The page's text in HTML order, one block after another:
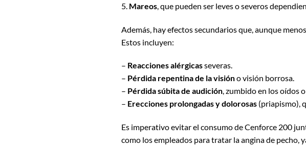
5. Mareos, que pueden ser leves o severos
Además, hay efectos secundarios que, aunque
Estos incluyen:
– Reacciones alérgicasseveras.
– Pérdida repentina de la visióno visión borrosa.
– Pérdida súbita de audición, zumbido en los oídos
– Erecciones prolongadas y dolorosas (priapismo),
Es imperativo evitar el consumo de Cenforce 200
como los empleados para tratar la angina de pecho,